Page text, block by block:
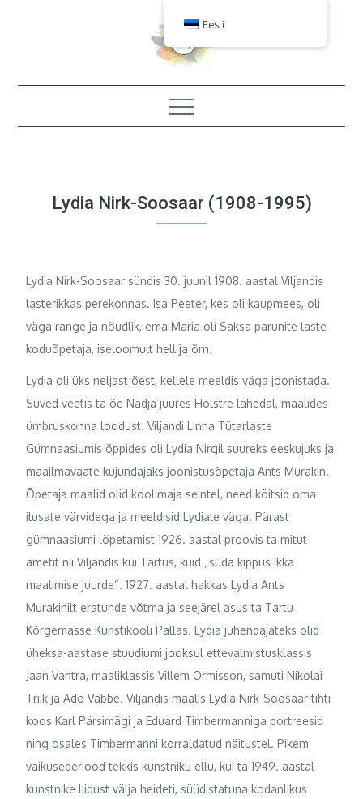
Lydia Nirk-Soosaar (1908-1995)
Lydia Nirk-Soosaar sündis 30. juunil 1908. aastal Viljandis
lasterikkas perekonnas. Isa Peeter, kes oli kaupmees, oli
väga range ja nõudlik, ema Maria oli Saksa parunite laste
koduõpetaja, iseloomult hell ja õrn.
Lydia oli üks neljast õest, kellele meeldis väga joonistada.
Suved veetis ta õe Nadja juures Holstre lähedal, maalides
ümbruskonna loodust. Viljandi Linna Tütarlaste
Gümnaasiumis õppides oli Lydia Nirgil suureks eeskujuks ja
maailmavaate kujundajaks joonistusõpetaja Ants Murakin.
Õpetaja maalid olid koolimaja seintel, need köitsid oma
ilusate värvidega ja meeldisid Lydiale väga. Pärast
gümnaasiumi lõpetamist 1926. aastal proovis ta mitut
ametit nii Viljandis kui Tartus, kuid „süda kippus ikka
maalimise juurde“. 1927. aastal hakkas Lydia Ants
Murakinilt eratunde võtma ja seejärel asus ta Tartu
Kõrgemasse Kunstikooli Pallas. Lydia juhendajateks olid
üheksa-aastase stuudiumi jooksul ettevalmistusklassis
Jaan Vahtra, maaliklassis Villem Ormisson, samuti Nikolai
Triik ja Ado Vabbe. Viljandis maalis Lydia Nirk-Soosaar tihti
koos Karl Pärsimägi ja Eduard Timbermanniga portreesid
ning osales Timbermanni korraldatud näitustel. Pikem
vaikuseperiood tekkis kunstniku ellu, kui ta 1949. aastal
kunstnike liidust välja heideti, süüdistatuna kodanlikus
Eesti